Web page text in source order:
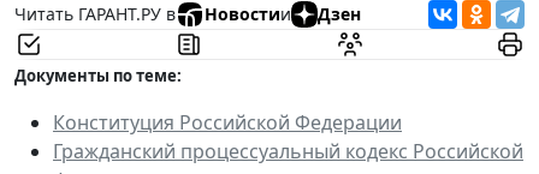
Читать ГАРАНТ.РУ в
Новостии Дзен
Документы по теме:
Конституция Российской Федерации
Гражданский процессуальный кодекс Российской